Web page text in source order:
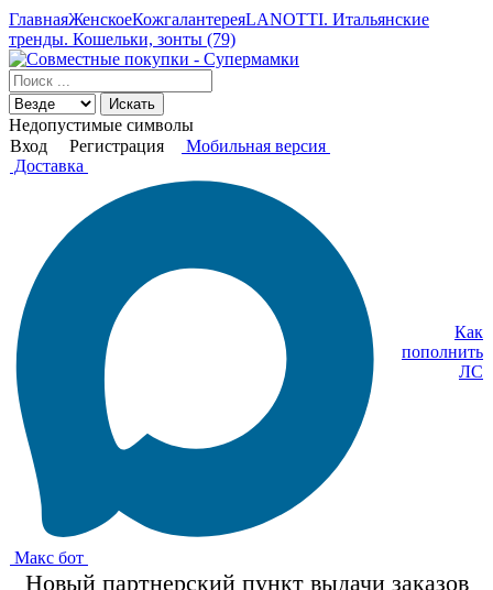
ГлавнаяЖенскоеКожгалантереяLANOTTI. Итальянские
тренды. Кошельки, зонты (79)
Искать
Недопустимые символы
Вход
Регистрация
Мобильная версия
Доставка
Макс бот
Как
пополнить
ЛС
Новый партнерский пункт выдачи заказов